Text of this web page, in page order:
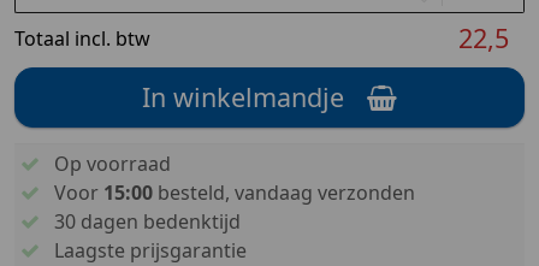
Totaal incl. btw
22,5
In winkelmandje
Op voorraad
Voor 15:00besteld, vandaag verzonden
30 dagen bedenktijd
Laagste prijsgarantie